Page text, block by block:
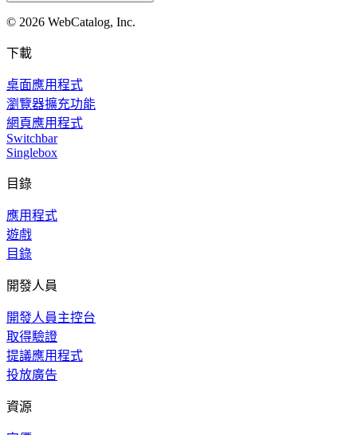
© 2026 WebCatalog, Inc.
下載
桌面應用程式
瀏覽器擴充功能
網頁應用程式
Switchbar
Singlebox
目錄
應用程式
遊戲
目錄
開發人員
開發人員主控台
取得驗證
提議應用程式
投放廣告
資源